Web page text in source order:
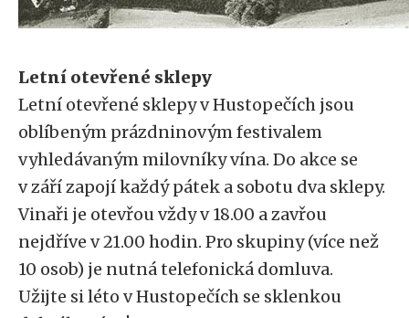
Letní otevřené sklepy
Letní otevřené sklepy v Hustopečích jsou
oblíbeným prázdninovým festivalem
vyhledávaným milovníky vína. Do akce se
v září zapojí každý pátek a sobotu dva sklepy.
Vinaři je otevřou vždy v 18.00 a zavřou
nejdříve v 21.00 hodin. Pro skupiny (více než
10 osob) je nutná telefonická domluva.
Užijte si léto v Hustopečích se sklenkou